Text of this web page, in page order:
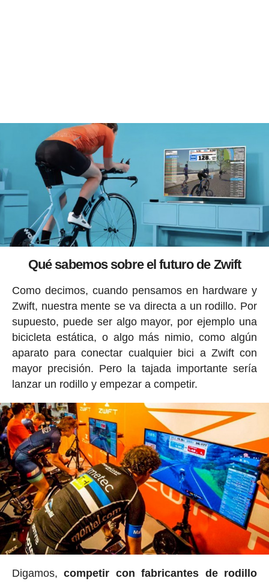
Qué sabemos sobre el futuro de Zwift
Como decimos, cuando pensamos en hardware y
Zwift, nuestra mente se va directa a un rodillo. Por
supuesto, puede ser algo mayor, por ejemplo una
bicicleta estática, o algo más nimio, como algún
aparato para conectar cualquier bici a Zwift con
mayor precisión. Pero la tajada importante sería
lanzar un rodillo y empezar a competir.
Digamos, competir con fabricantes de rodillo